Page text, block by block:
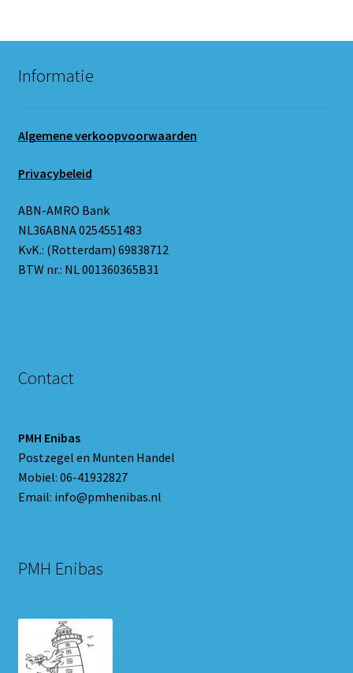
Informatie
Algemene verkoopvoorwaarden
Privacybeleid
ABN-AMRO Bank
NL36ABNA 0254551483
KvK.: (Rotterdam) 69838712
BTW nr.: NL 001360365B31
Contact
PMH Enibas
Postzegel en Munten Handel
Mobiel: 06-41932827
Email: info@pmhenibas.nl
PMH Enibas